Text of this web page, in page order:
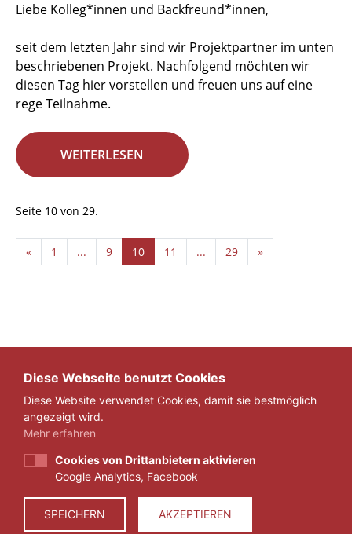
Liebe Kolleg*innen und Backfreund*innen,
seit dem letzten Jahr sind wir Projektpartner im unten
beschriebenen Projekt. Nachfolgend möchten wir
diesen Tag hier vorstellen und freuen uns auf eine
rege Teilnahme.
WEITERLESEN
Seite 10 von 29.
« 1 ... 9 10 11 ... 29 »
IMPRESSUM
DATENSCHUTZ
© 2026 ZEIT FÜR VERANTWORTUNG E.V.
Diese Webseite benutzt Cookies
Diese Website verwendet Cookies, damit sie bestmöglich
angezeigt wird.
Mehr erfahren
Cookies von Drittanbietern aktivieren
Google Analytics, Facebook
SPEICHERN AKZEPTIEREN